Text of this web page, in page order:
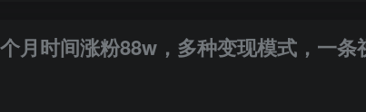
月时间涨粉88w，多种变现模式，一条